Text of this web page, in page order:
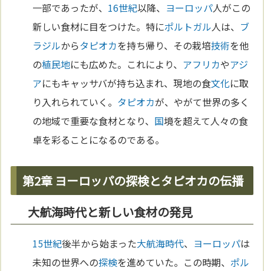
一部であったが、 16世紀以降、 ヨーロッパ人がこの
新しい食材に目をつけた。特にポルトガル人は、 ブ
ラジルからタピオカを持ち帰り、その栽培技術を他
の植民地にも広めた。これにより、 アフリカやアジ
アにもキャッサバが持ち込まれ、現地の食文化に取
り入れられていく。 タピオカが、やがて世界の多く
の地域で重要な食材となり、 国境を超えて人々の食
卓を彩ることになるのである。
第2章 ヨーロッパの探検とタピオカの伝播
大航海時代と新しい食材の発見
15世紀後半から始まった大航海時代、 ヨーロッパは
未知の世界への探検を進めていた。この時期、 ポル